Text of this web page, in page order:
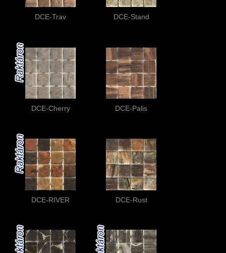
DCE-Trav DCE-Stand
DCE-Cherry DCE-Palis
DCE-RIVER DCE-Rust